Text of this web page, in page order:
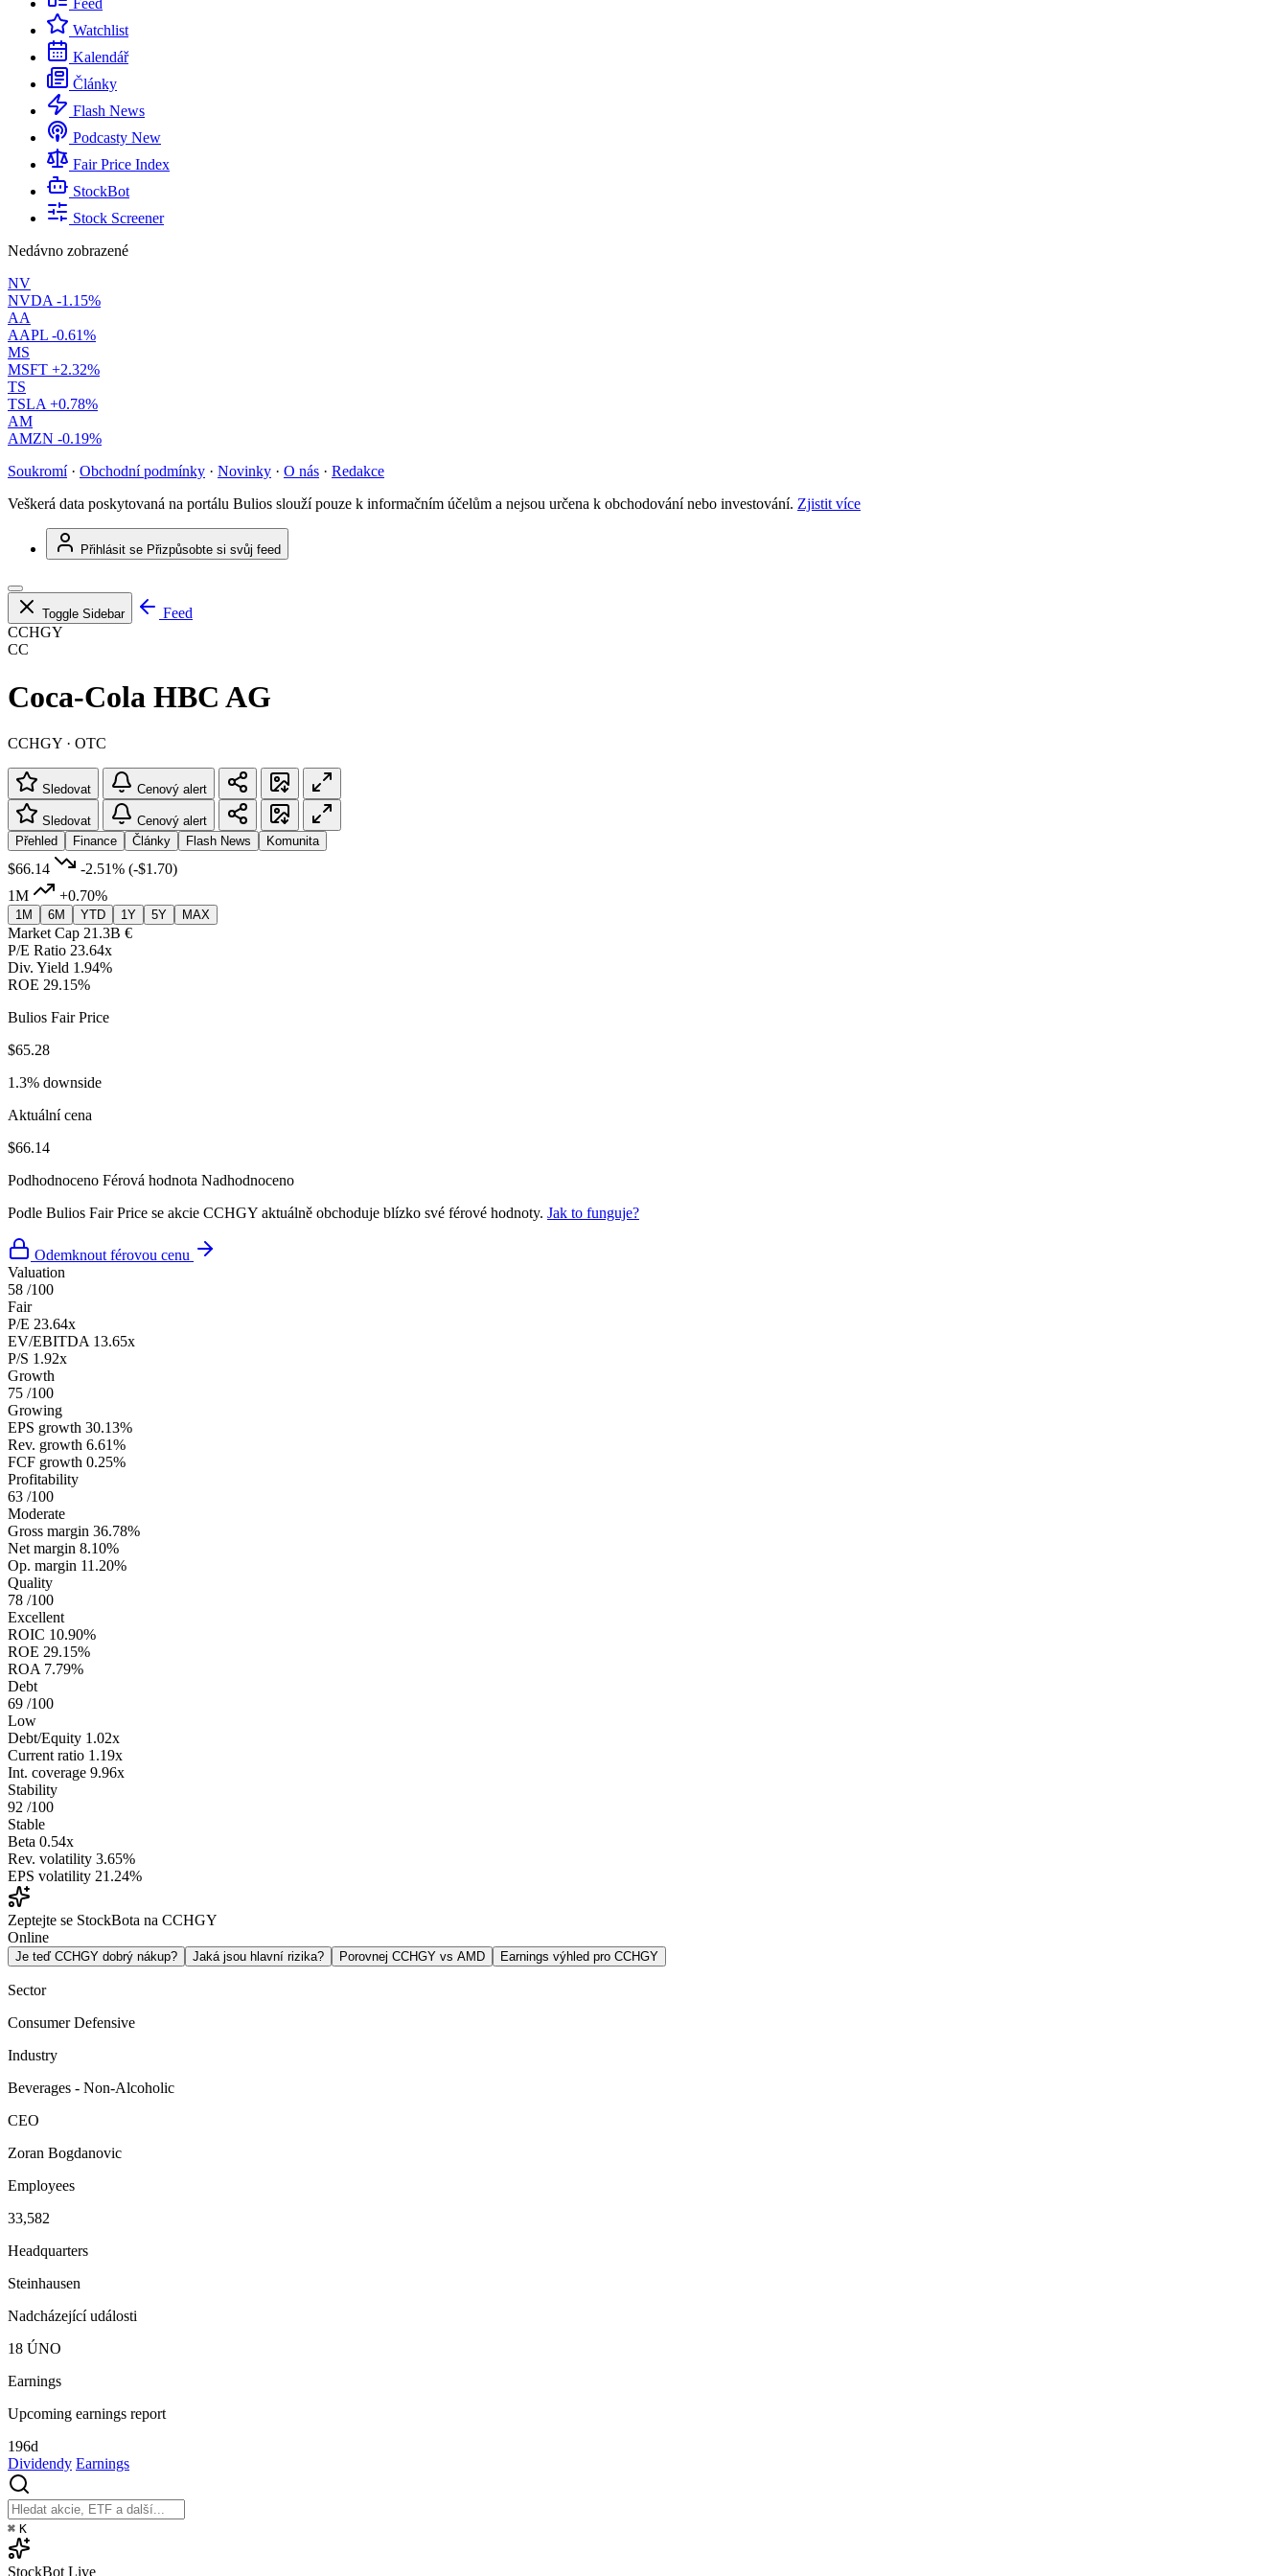
Feed
Watchlist
Kalendář
Články
Flash News
Podcasty New
Fair Price Index
StockBot
Stock Screener
Nedávno zobrazené
NV
NVDA -1.15%
AA
AAPL -0.61%
MS
MSFT +2.32%
TS
TSLA +0.78%
AM
AMZN -0.19%
Soukromí · Obchodní podmínky · Novinky · O nás · Redakce
Veškerá data poskytovaná na portálu Bulios slouží pouze k informačním účelům a nejsou určena k obchodování nebo investování. Zjistit více
Přihlásit se Přizpůsobte si svůj feed
Toggle Sidebar
Feed
CCHGY
CC
Coca-Cola HBC AG
CCHGY · OTC
Sledovat Cenový alert
Sledovat
Cenový alert
Přehled
Finance Články Flash News Komunita
$66.14 -2.51% (-$1.70)
1M
+0.70%
1M 6M YTD 1Y 5Y MAX
Market Cap 21.3B €
P/E Ratio 23.64x
Div. Yield 1.94%
ROE 29.15%
Bulios Fair Price
$65.28
1.3% downside
Aktuální cena
$66.14
Podhodnoceno Férová hodnota Nadhodnoceno
Podle Bulios Fair Price se akcie CCHGY aktuálně obchoduje blízko své férové hodnoty. Jak to funguje?
Odemknout férovou cenu
Valuation
58 /100
Fair
P/E 23.64x
EV/EBITDA 13.65x
P/S 1.92x
Growth
75 /100
Growing
EPS growth 30.13%
Rev. growth 6.61%
FCF growth 0.25%
Profitability
63 /100
Moderate
Gross margin 36.78%
Net margin 8.10%
Op. margin 11.20%
Quality
78 /100
Excellent
ROIC 10.90%
ROE 29.15%
ROA 7.79%
Debt
69 /100
Low
Debt/Equity 1.02x
Current ratio 1.19x
Int. coverage 9.96x
Stability
92 /100
Stable
Beta 0.54x
Rev. volatility 3.65%
EPS volatility 21.24%
Zeptejte se StockBota na CCHGY
Online
Je teď CCHGY dobrý nákup? Jaká jsou hlavní rizika? Porovnej CCHGY vs AMD Earnings výhled pro CCHGY
Sector
Consumer Defensive
Industry
Beverages - Non-Alcoholic
CEO
Zoran Bogdanovic
Employees
33,582
Headquarters
Steinhausen
Nadcházející události
18 ÚNO
Earnings
Upcoming earnings report
196d
Dividendy Earnings
⌘ K
StockBot Live